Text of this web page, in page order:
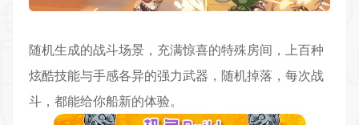
随机生成的战斗场景，充满惊喜的特殊房间，上百种
炫酷技能与手感各异的强力武器，随机掉落，每次战
斗，都能给你船新的体验。